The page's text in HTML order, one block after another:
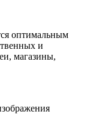
оптимальным
и
магазины,